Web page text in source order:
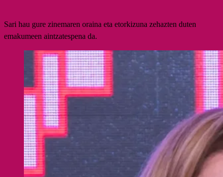
Sari hau gure zinemaren oraina eta etorkizuna zehazten duten
emakumeen aintzatespena da.